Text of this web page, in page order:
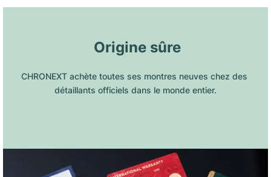
Origine sûre
CHRONEXT achète toutes ses montres neuves chez des
détaillants officiels dans le monde entier.